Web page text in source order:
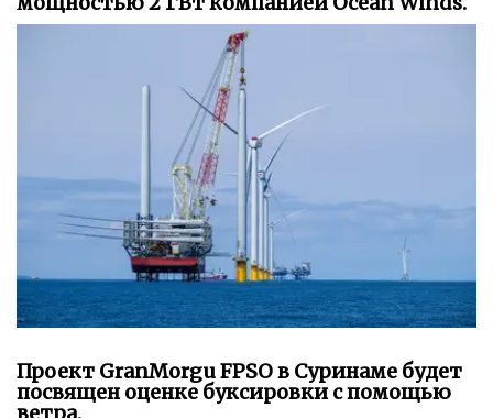
Проект GranMorgu FPSO в Суринаме будет
посвящен оценке буксировки с помощью